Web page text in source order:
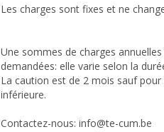
Les charges sont fixes et ne
Une sommes de charges
demandées: elle varie selon la
La caution est de 2 mois sauf
inférieure.
Contactez-nous: info@te-cum.be